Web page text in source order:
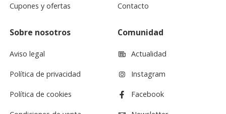
Cupones y ofertas Contacto
Sobre nosotros
Aviso legal
Política de privacidad
Política de cookies
Comunidad
Actualidad
Instagram
Facebook